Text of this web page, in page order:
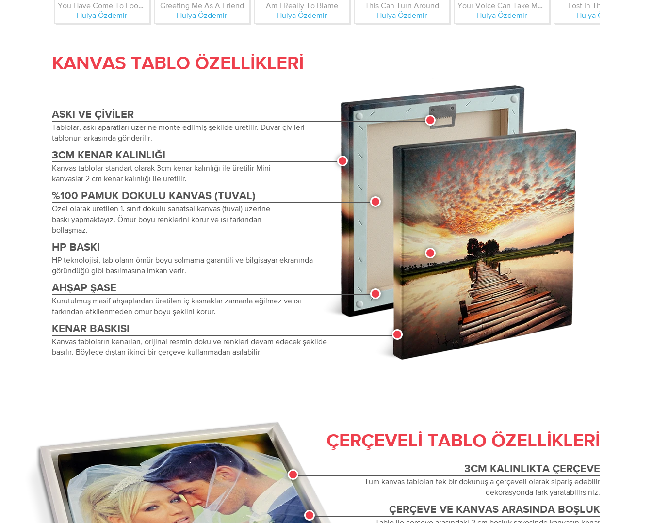
Hülya Özdemir
Greeting Me As A Friend
Hülya Özdemir
Am I Really To Blame
Hülya Özdemir
This Can Turn Around
Hülya Özdemir
Hülya Özdemir
Lost In The Moment
Hülya Özdemir
KANVAS TABLO ÖZELLIKLERI
ASKI VE ÇIVILER
Tablolar, askı aparatları üzerine monte edilmiş şekilde üretilir. Duvar çivileri
tablonun arkasında gönderilir.
3CM KENAR KALINLIĞI
Kanvas tablolar standart olarak 3cm kenar kalınlığı ile üretilir Mini
kanvaslar 2 cm kenar kalınlığı ile üretilir.
%100 PAMUK DOKULU KANVAS (TUVAL)
Özel olarak üretilen 1. sınıf dokulu sanatsal kanvas (tuval) üzerine
baskı yapmaktayız. Ömür boyu renklerini korur ve ısı farkından
bollaşmaz.
HP BASKI
HP teknolojisi, tabloların ömür boyu solmama garantili ve bilgisayar ekranında
göründüğü gibi basılmasına imkan verir.
AHŞAP ŞASE
Kurutulmuş masif ahşaplardan üretilen iç kasnaklar zamanla eğilmez ve ısı
farkından etkilenmeden ömür boyu şeklini korur.
KENAR BASKISI
Kanvas tabloların kenarları, orijinal resmin doku ve renkleri devam edecek şekilde
basılır. Böylece dıştan ikinci bir çerçeve kullanmadan asılabilir.
ÇERÇEVELI TABLO ÖZELLIKLERI
3CM KALINLIKTA ÇERÇEVE
Tüm kanvas tabloları tek bir dokunuşla çerçeveli olarak sipariş edebilir
dekorasyonda fark yaratabilirsiniz.
ÇERÇEVE VE KANVAS ARASINDA BOŞLUK